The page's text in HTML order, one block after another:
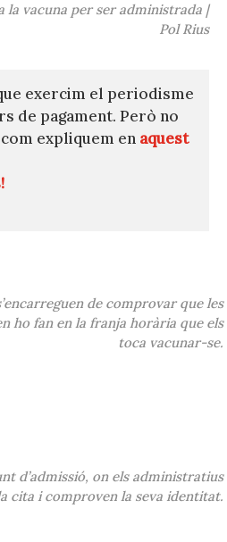
la vacuna per ser administrada |
Pol Rius
exercim el periodisme
de pagament. Però no
expliquem en aquest
de comprovar que les
ho fan en la franja horària que els
toca vacunar-se.
d’admissió, on els administratius
cita i comproven la seva identitat.